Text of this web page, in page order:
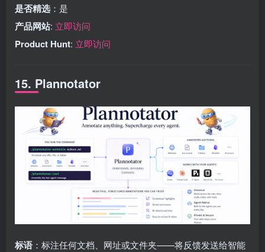
是否精选 ：是
产品网站: 立即访问
Product Hunt: 立即访问
15. Plannotator
标语 ：标注任何文档、网址或文件夹——将反馈发送给智能